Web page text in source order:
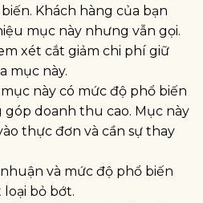
Khách hàng của bạn
mục này nhưng vẫn gọi.
xét cắt giảm chi phí giữ
mục này.
này có mức độ phổ biến
doanh thu cao. Mục này
thực đơn và cần sự thay
và mức độ phổ biến
bỏ bớt.